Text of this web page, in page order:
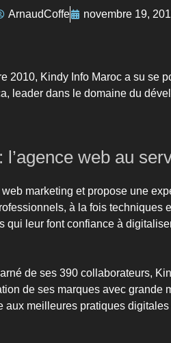
ArnaudCoffe novembre 19,
2010, Kindy Info Maroc a su se
leader dans le domaine du
l’agence web au
web marketing et propose une
à la fois techniques
qui leur font confiance à
de ses 390 collaborateurs,
de ses marques avec grande
aux meilleures pratiques